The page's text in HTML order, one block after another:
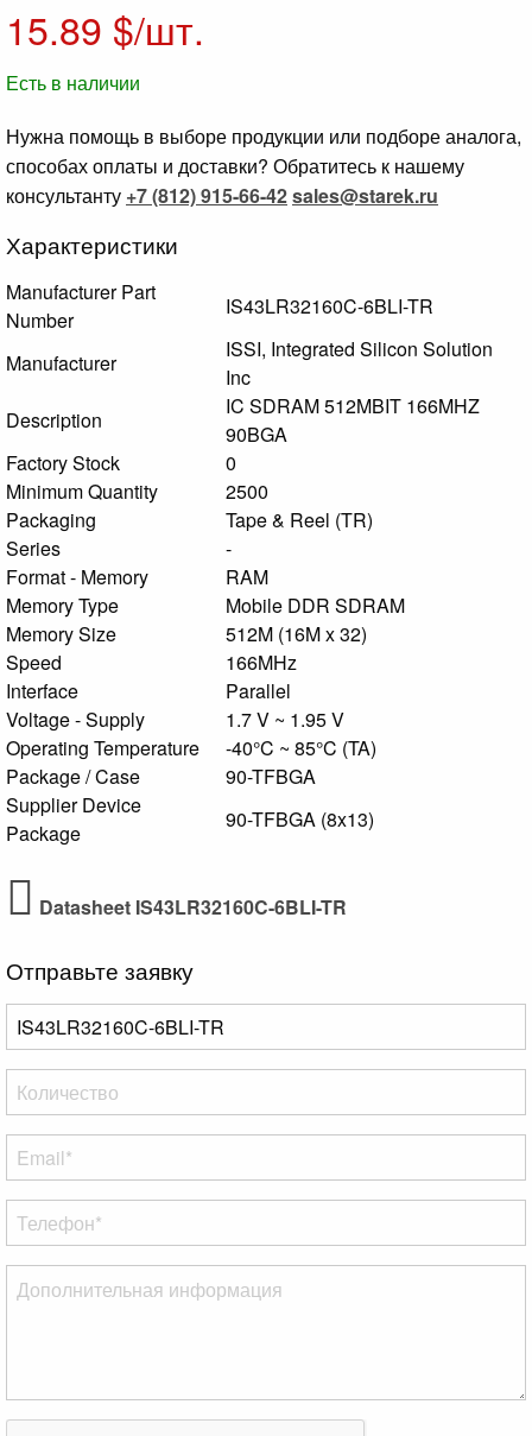
15.89 $/шт.
Есть в наличии
Нужна помощь в выборе продукции или подборе аналога,
способах оплаты и доставки? Обратитесь к нашему
консультанту +7 (812) 915-66-42sales@starek.ru
Характеристики
Manufacturer Part
Number
IS43LR32160C-6BLI-TR
Manufacturer
ISSI, Integrated Silicon Solution
Inc
Description
IC SDRAM 512MBIT 166MHZ
90BGA
Factory Stock
0
Minimum Quantity
2500
Packaging
Tape & Reel (TR)
Series
-
Format - Memory
RAM
Memory Type
Mobile DDR SDRAM
Memory Size
512M (16M x 32)
Speed
166MHz
Interface
Parallel
Voltage - Supply
1.7 V ~ 1.95 V
Operating Temperature
-40°C ~ 85°C (TA)
Package / Case
90-TFBGA
Supplier Device
Package
90-TFBGA (8x13)
Datasheet IS43LR32160C-6BLI-TR
Отправьте заявку